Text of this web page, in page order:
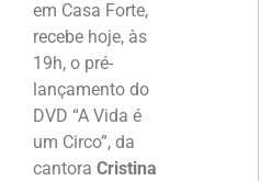
em Casa Forte,
recebe hoje, às
19h, o pré-
lançamento do
DVD “A Vida é
um Circo”, da
cantora Cristina